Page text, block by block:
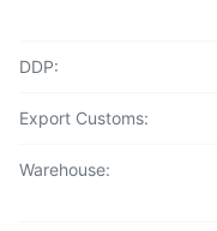
DDP:
Export Customs:
Warehouse: